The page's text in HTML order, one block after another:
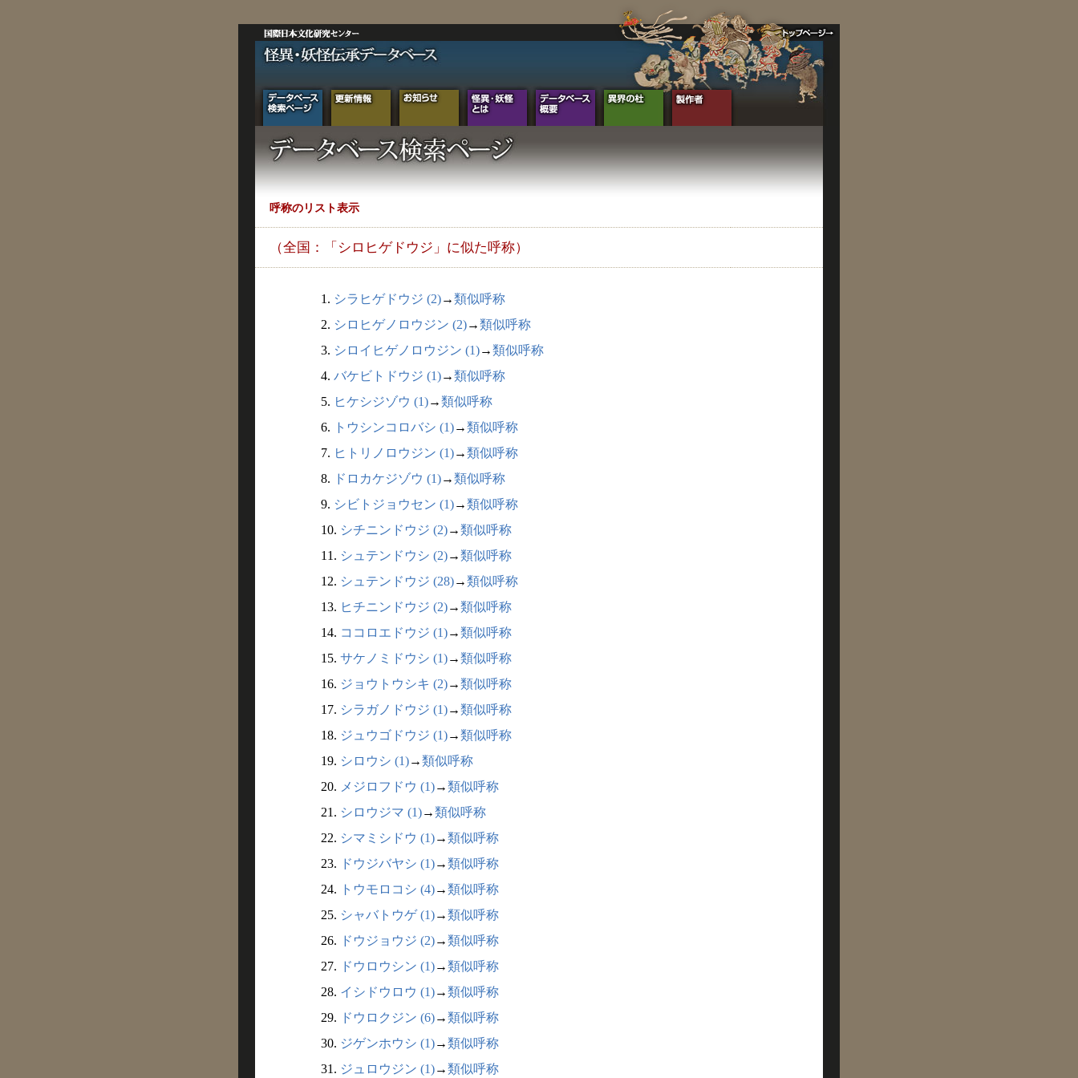
呼称のリスト表示
（全国：「シロヒゲドウジ」に似た呼称）
1. シラヒゲドウジ (2)→類似呼称
2. シロヒゲノロウジン (2)→類似呼称
3. シロイヒゲノロウジン (1)→類似呼称
4. バケビトドウジ (1)→類似呼称
5. ヒケシジゾウ (1)→類似呼称
6.
トウシンコロバシ (1)→類似呼称
7. ヒトリノロウジン (1)→類似呼称
8. ドロカケジゾウ (1)→類似呼称
9. シビトジョウセン (1)→類似呼称
10. シチニンドウジ (2)→類似呼称
11. シュテンドウシ (2)→類似呼称
12. シュテンドウジ (28)→類似呼称
13. ヒチニンドウジ (2)→類似呼称
14. ココロエドウジ (1)→類似呼称
15. サケノミドウシ (1)→類似呼称
16. ジョウトウシキ (2)→類似呼称
17. シラガノドウジ (1)→類似呼称
18. ジュウゴドウジ (1)→類似呼称
19. シロウシ (1)→類似呼称
20. メジロフドウ (1)→類似呼称
21. シロウジマ (1)→類似呼称
22. シマミシドウ (1)→類似呼称
23. ドウジバヤシ (1)→類似呼称
24.
トウモロコシ (4)→類似呼称
25. シャバトウゲ (1)→類似呼称
26. ドウジョウジ (2)→類似呼称
27. ドウロウシン (1)→類似呼称
28. イシドウロウ (1)→類似呼称
29. ドウロクジン (6)→類似呼称
30. ジゲンホウシ (1)→類似呼称
31. ジュロウジン (1)→類似呼称